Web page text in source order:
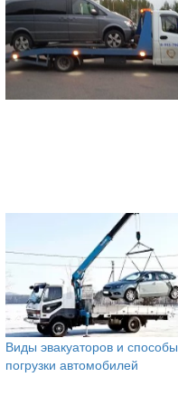
Виды эвакуаторов и способы
погрузки автомобилей